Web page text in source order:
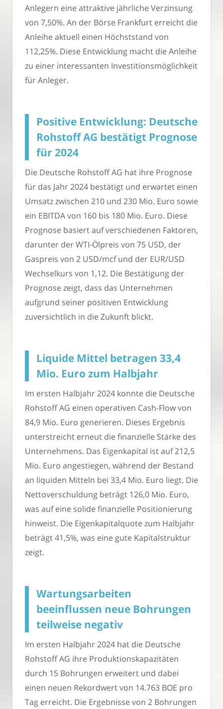
Anlegern eine attraktive jährliche Verzinsung
von 7,50%. An der Börse Frankfurt erreicht die
Anleihe aktuell einen Höchststand von
112,25%. Diese Entwicklung macht die Anleihe
zu einer interessanten Investitionsmöglichkeit
für Anleger.
Positive Entwicklung: Deutsche
Rohstoff AG bestätigt Prognose
für 2024
Die Deutsche Rohstoff AG hat ihre Prognose
für das Jahr 2024 bestätigt und erwartet einen
Umsatz zwischen 210 und 230 Mio. Euro sowie
ein EBITDA von 160 bis 180 Mio. Euro. Diese
Prognose basiert auf verschiedenen Faktoren,
darunter der WTI-Ölpreis von 75 USD, der
Gaspreis von 2 USD/mcf und der EUR/USD
Wechselkurs von 1,12. Die Bestätigung der
Prognose zeigt, dass das Unternehmen
aufgrund seiner positiven Entwicklung
zuversichtlich in die Zukunft blickt.
Liquide Mittel betragen 33,4
Mio. Euro zum Halbjahr
Im ersten Halbjahr 2024 konnte die Deutsche
Rohstoff AG einen operativen Cash-Flow von
84,9 Mio. Euro generieren. Dieses Ergebnis
unterstreicht erneut die finanzielle Stärke des
Unternehmens. Das Eigenkapital ist auf 212,5
Mio. Euro angestiegen, während der Bestand
an liquiden Mitteln bei 33,4 Mio. Euro liegt. Die
Nettoverschuldung beträgt 126,0 Mio. Euro,
was auf eine solide finanzielle Positionierung
hinweist. Die Eigenkapitalquote zum Halbjahr
beträgt 41,5%, was eine gute Kapitalstruktur
zeigt.
Wartungsarbeiten
beeinflussen neue Bohrungen
teilweise negativ
Im ersten Halbjahr 2024 hat die Deutsche
Rohstoff AG ihre Produktionskapazitäten
durch 15 Bohrungen erweitert und dabei
einen neuen Rekordwert von 14.763 BOE pro
Tag erreicht. Die Ergebnisse von 2 Bohrungen